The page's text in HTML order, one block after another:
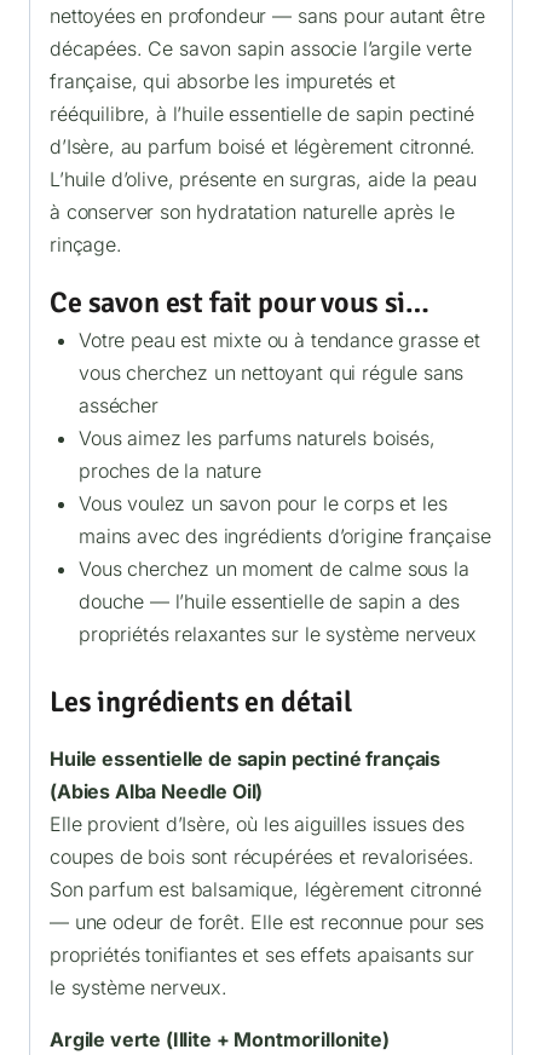
nettoyées en profondeur — sans pour autant être
décapées. Ce savon sapin associe l’argile verte
française, qui absorbe les impuretés et
rééquilibre, à l’huile essentielle de sapin pectiné
d’Isère, au parfum boisé et légèrement citronné.
L’huile d’olive, présente en surgras, aide la peau
à conserver son hydratation naturelle après le
rinçage.
Ce savon est fait pour vous si…
Votre peau est mixte ou à tendance grasse et
vous cherchez un nettoyant qui régule sans
assécher
Vous aimez les parfums naturels boisés,
proches de la nature
Vous voulez un savon pour le corps et les
mains avec des ingrédients d’origine française
Vous cherchez un moment de calme sous la
douche — l’huile essentielle de sapin a des
propriétés relaxantes sur le système nerveux
Les ingrédients en détail
Huile essentielle de sapin pectiné français
(Abies Alba Needle Oil)
Elle provient d’Isère, où les aiguilles issues des
coupes de bois sont récupérées et revalorisées.
Son parfum est balsamique, légèrement citronné
— une odeur de forêt. Elle est reconnue pour ses
propriétés tonifiantes et ses effets apaisants sur
le système nerveux.
Argile verte (Illite + Montmorillonite)